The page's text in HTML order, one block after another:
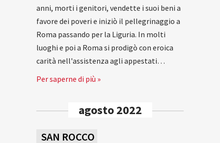
anni, morti i genitori, vendette i suoi beni a
favore dei poveri e iniziò il pellegrinaggio a
Roma passando per la Liguria. In molti
luoghi e poi a Roma si prodigò con eroica
carità nell'assistenza agli appestati…
Per saperne di più »
agosto 2022
SAN ROCCO